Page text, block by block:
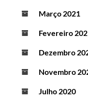
Março 2021
Fevereiro
Dezembro
Novembro
Julho 2020